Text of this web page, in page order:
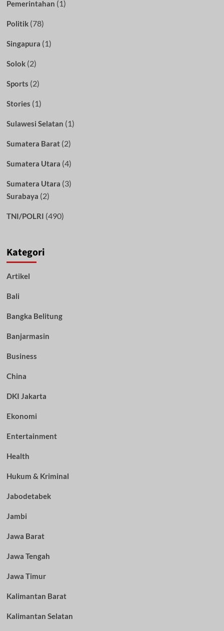
Pemerintahan (1)
Politik(78)
Singapura (1)
Solok(2)
Sports (2)
Stories (1)
Sulawesi Selatan (1)
Sumatera Barat(2)
Sumatera Utara (4)
Sumatera Utara (3)
Surabaya (2)
TNI/POLRI (490)
Kategori
Artikel
Bali
Bangka Belitung
Banjarmasin
Business
China
DKI Jakarta
Ekonomi
Entertainment
Health
Hukum & Kriminal
Jabodetabek
Jambi
Jawa Barat
Jawa Tengah
Jawa Timur
Kalimantan Barat
Kalimantan Selatan